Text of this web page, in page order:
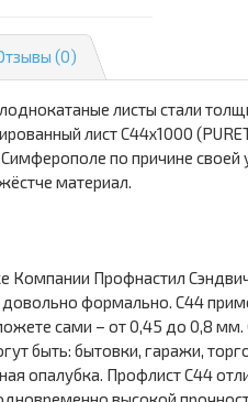
(0)
листы стали
лист С44х1000
по причине
материал.
Компании Профнастил
формально. С44
сами – от 0,45 до 0,8
быть: бытовки, гаражи,
опалубка. Профлист С44